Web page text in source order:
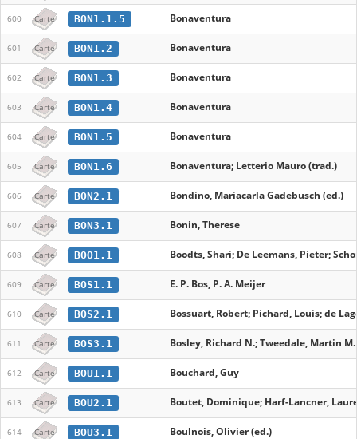
600 Carte BON1.1.5 Bonaventura
601 Carte BON1.2 Bonaventura
602 Carte BON1.3 Bonaventura
603 Carte BON1.4 Bonaventura
604 Carte BON1.5 Bonaventura
605 Carte BON1.6 Bonaventura; Letterio Mauro (trad.)
606 Carte BON2.1 Bondino, Mariacarla Gadebusch (ed.)
607 Carte BON3.1 Bonin, Therese
608 Carte BOO1.1 Boodts, Shari; De Leemans, Pieter;
609 Carte BOS1.1 E. P. Bos, P. A. Meijer
610 Carte BOS2.1 Bossuart, Robert; Pichard, Louis; de
611 Carte BOS3.1 Bosley, Richard N.; Tweedale, Martin M.
612 Carte BOU1.1 Bouchard, Guy
613 Carte BOU2.1 Boutet, Dominique; Harf-Lancner,
614 Carte BOU3.1 Boulnois, Olivier (ed.)